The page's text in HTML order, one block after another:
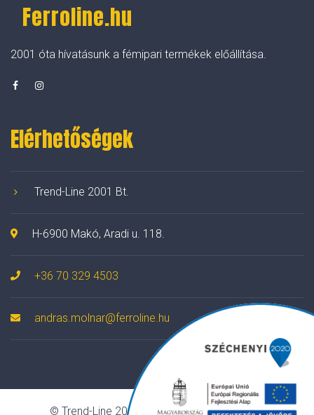
Ferroline.hu
2001 óta hívatásunk a fémipari termékek előállítása.
Elérhetőségek
Trend-Line 2001 Bt.
H-6900 Makó, Aradi u. 118.
+36 70 329 4503
andras.molnar@ferroline.hu
© Trend-Line 2001 Bt. Minden jog fenntartva